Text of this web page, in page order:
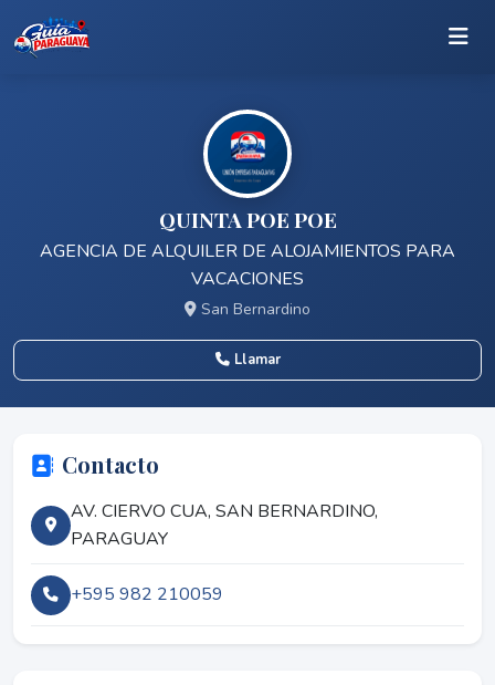
QUINTA POE POE
AGENCIA DE ALQUILER DE ALOJAMIENTOS PARA
VACACIONES
San Bernardino
Llamar
Contacto
AV. CIERVO CUA, SAN BERNARDINO,
PARAGUAY
+595 982 210059